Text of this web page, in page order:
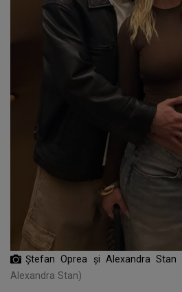
Ștefan Oprea și Alexandra Stan
Alexandra Stan)